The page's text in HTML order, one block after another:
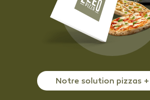
Notre solution pizzas